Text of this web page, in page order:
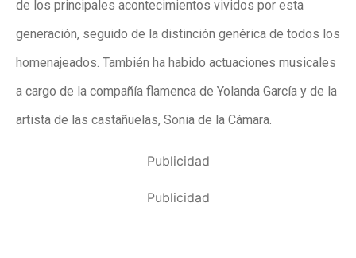
de los principales acontecimientos vividos por esta
generación, seguido de la distinción genérica de todos los
homenajeados. También ha habido actuaciones musicales
a cargo de la compañía flamenca de Yolanda García y de la
artista de las castañuelas, Sonia de la Cámara.
Publicidad
Publicidad